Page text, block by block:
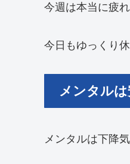
今週は本当に疲れ
今日もゆっくり休
メンタル
メンタルは下降